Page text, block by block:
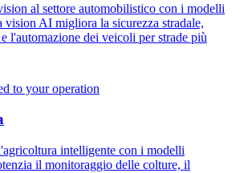
al settore automobilistico con i modelli
AI migliora la sicurezza stradale,
l'automazione dei veicoli per strade più
intelligente con i modelli
il monitoraggio delle colture, il